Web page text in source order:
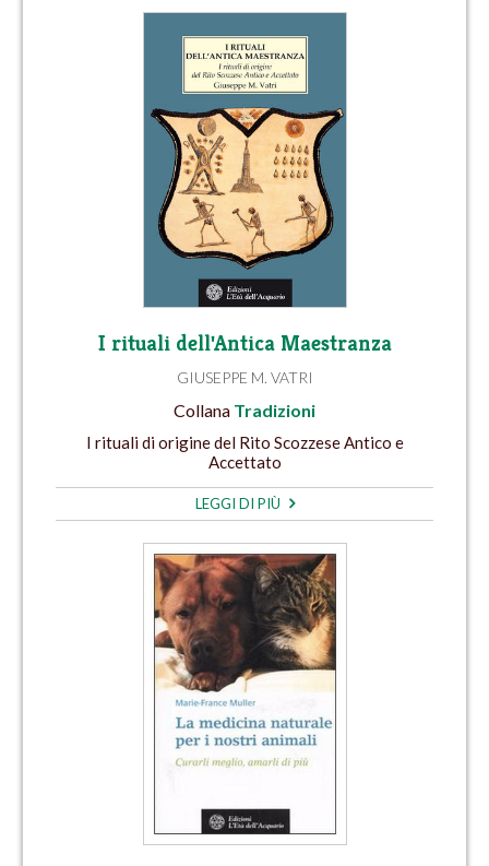
I rituali dell'Antica Maestranza
GIUSEPPE M. VATRI
Collana Tradizioni
I rituali di origine del Rito Scozzese Antico e
Accettato
LEGGI DI PIÙ